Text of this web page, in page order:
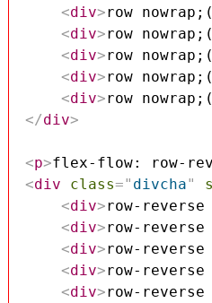
<div>row
<div>row
<div>row
<div>row
<div>row
</div>
<p>flex-flow: row-
<div class=" divcha"
<div>row-reverse
<div>row-reverse
<div>row-reverse
<div>row-reverse
<div>row-reverse